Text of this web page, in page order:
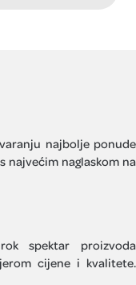
najbolje ponude
najvećim naglaskom na
spektar proizvoda
cijene i kvalitete.